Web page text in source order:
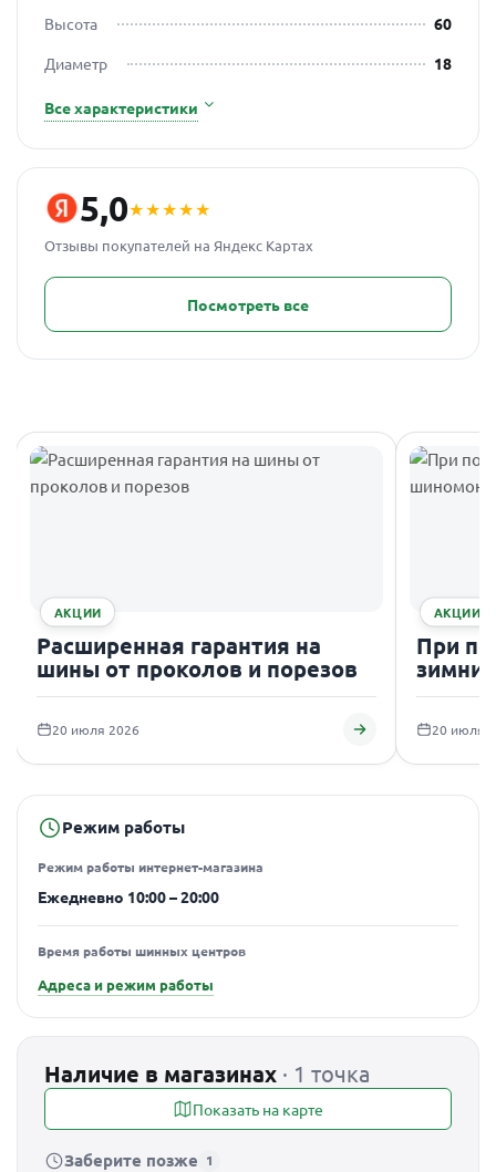
Высота
60
Диаметр
18
Все характеристики
5,0★★★★★
Отзывы покупателей на Яндекс Картах
Посмотреть все
АКЦИИ
Расширенная гарантия на
шины от проколов и порезов
20 июля 2026
АКЦИИ
При
20 июля
Режим работы
Режим работы интернет-магазина
Ежедневно 10:00 – 20:00
Время работы шинных центров
Адреса и режим работы
Наличие в магазинах · 1 точка
Показать на карте
Заберите позже 1